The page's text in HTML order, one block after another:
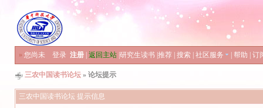
» 您尚未 登录 注册 返回主站 研究生读书 推荐 搜索 社区服务 帮助 订
三农中国读书论坛 » 论坛提示
三农中国读书论坛 提示信息